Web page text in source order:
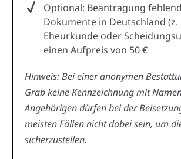
Optional: Beantragung
Dokumente in Deutschland (z.
Eheurkunde oder
einen Aufpreis von 50 €
Hinweis: Bei einer anonymen
Grab keine Kennzeichnung mit
Angehörigen dürfen bei der
meisten Fällen nicht dabei sein, um
sicherzustellen.